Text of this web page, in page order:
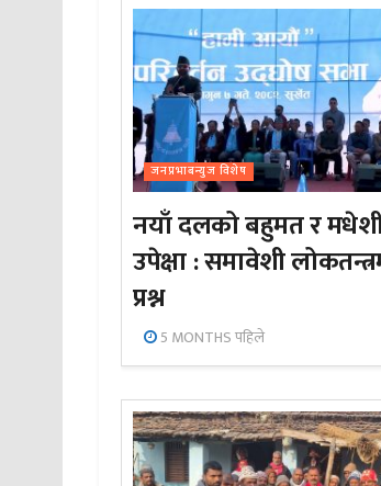
जनप्रभाबन्युज विशेष
नयाँ दलको बहुमत र
उपेक्षा : समावेशी
प्रश्न
5 MONTHS पहिले